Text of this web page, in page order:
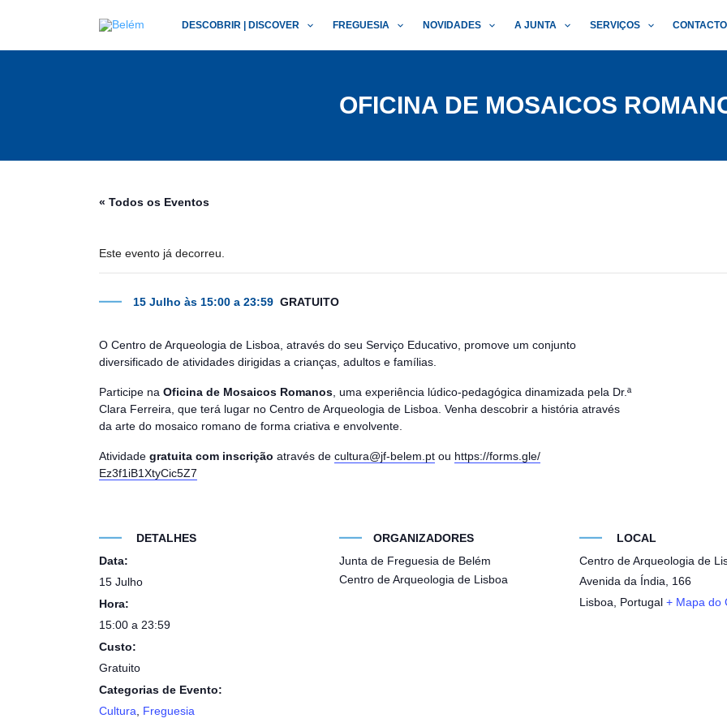
DESCOBRIR | DISCOVER FREGUESIA NOVIDADES A JUNTA SERVIÇOS
OFICINA DE MOSAICOS
« Todos os Eventos
Este evento já decorreu.
15 Julho às 15:00 a 23:59 GRATUITO
O Centro de Arqueologia de Lisboa, através do seu Serviço Educativo, promove um conjunto
diversificado de atividades dirigidas a crianças, adultos e famílias.
Participe na Oficina de Mosaicos Romanos , uma experiência lúdico-pedagógica dinamizada pela Dr.ª
Clara Ferreira, que terá lugar no Centro de Arqueologia de Lisboa. Venha descobrir a história através
da arte do mosaico romano de forma criativa e envolvente.
Atividade gratuita com inscrição através de cultura@jf-belem.pt ou https://forms.gle/
Ez3f1iB1XtyCic5Z7
DETALHES
Data:
15 Julho
Hora:
15:00 a 23:59
Custo:
Gratuito
Categorias de Evento:
Cultura
Freguesia
ORGANIZADORES
Junta de Freguesia de Belém
Centro de Arqueologia de Lisboa
LOCAL
Centro de Arqueologia de
Avenida da Índia, 166
Lisboa
Portugal + Mapa do